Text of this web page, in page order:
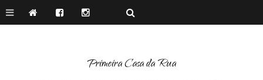
Primeira Casa da Rua